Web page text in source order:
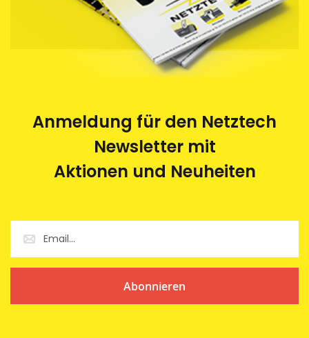
Anmeldung für den Netztech
Newsletter mit
Aktionen und Neuheiten
Abonnieren